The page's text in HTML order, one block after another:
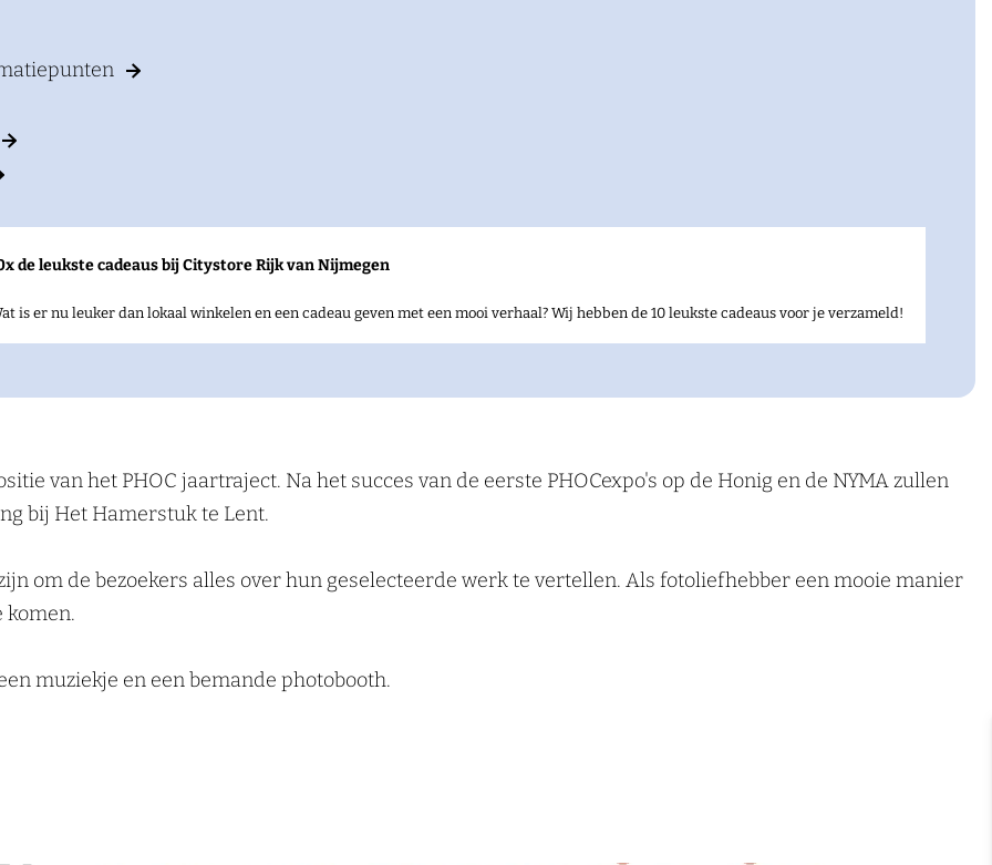
de leukste cadeaus bij Citystore Rijk van Nijmegen
is er nu leuker dan lokaal winkelen en een cadeau geven met een mooi verhaal? Wij hebben de 10 leukste cadeaus voor je verzameld!
van het PHOC jaartraject. Na het succes van de eerste PHOCexpo's op de Honig en de NYMA zullen
bij Het Hamerstuk te Lent.
om de bezoekers alles over hun geselecteerde werk te vertellen. Als fotoliefhebber een mooie manier
komen.
muziekje en een bemande photobooth.